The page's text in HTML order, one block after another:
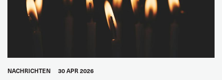
NACHRICHTEN 30 APR 2026